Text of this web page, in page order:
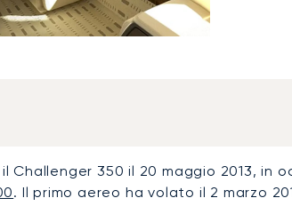
Challenger 350 il 20 maggio 2013, in
. Il primo aereo ha volato il 2 marzo